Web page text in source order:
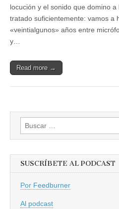
locución y el sonido que domino
tratado suficientemente: vamos a
«veintialgunos» años entre
y…
Read more →
Buscar:
SUSCRÍBETE AL PODCAST
Por Feedburner
Al podcast